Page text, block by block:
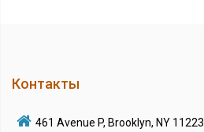
Контакты
461 Avenue P, Brooklyn, NY 11223